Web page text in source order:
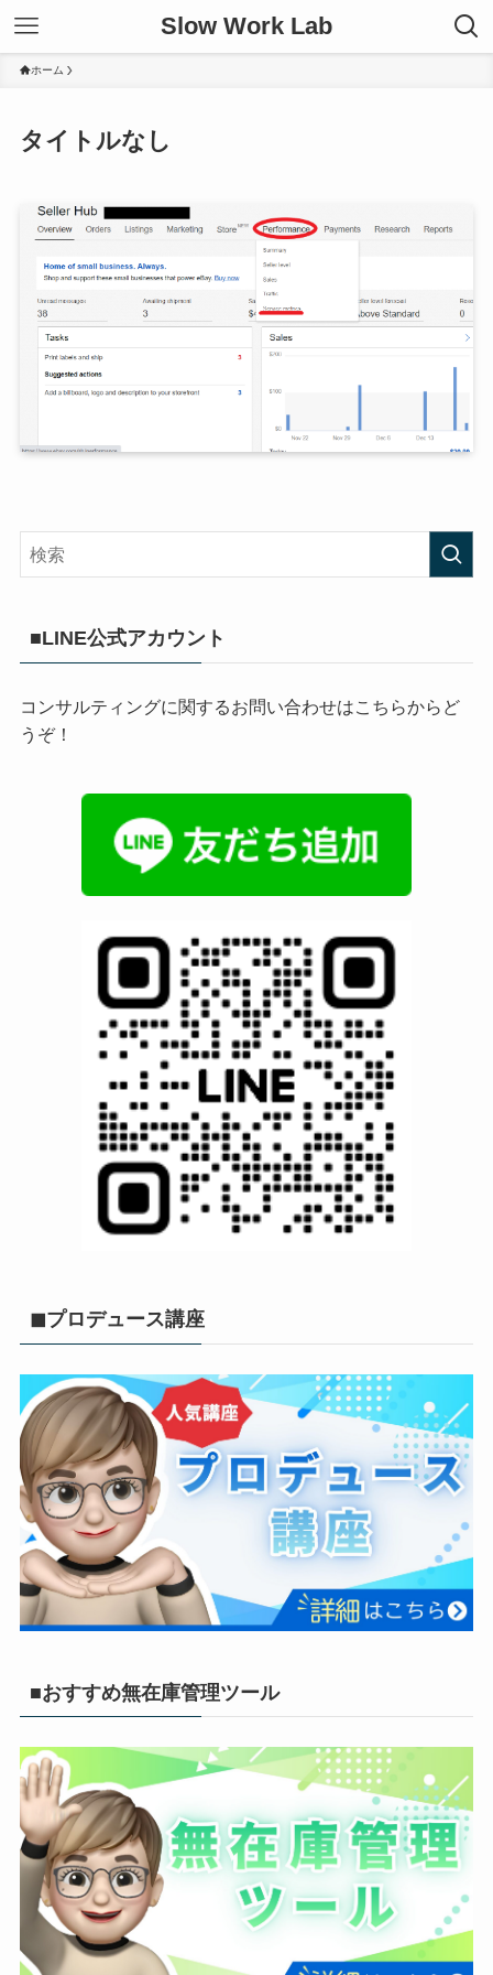
Slow Work Lab
ホーム
タイトルなし
■LINE公式アカウント
コンサルティングに関するお問い合わせはこちらからど
うぞ！
◼︎プロデュース講座
■おすすめ無在庫管理ツール